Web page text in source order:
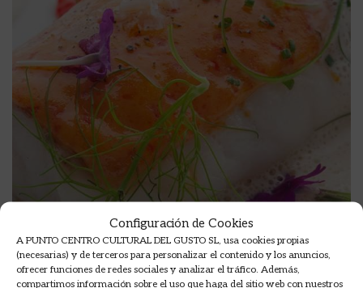
Configuración de Cookies
A PUNTO CENTRO CULTURAL DEL GUSTO SL, usa cookies propias
(necesarias) y de terceros para personalizar el contenido y los anuncios,
ofrecer funciones de redes sociales y analizar el tráfico. Además,
compartimos información sobre el uso que haga del sitio web con nuestros